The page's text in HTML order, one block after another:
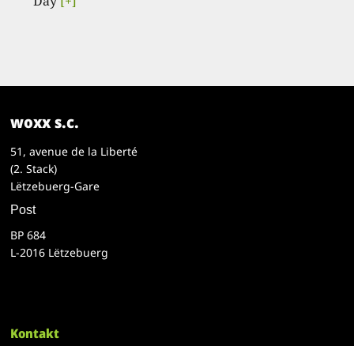
woxx s.c.
51, avenue de la Liberté
(2. Stack)
Lëtzebuerg-Gare
Post
BP 684
L-2016 Lëtzebuerg
Kontakt